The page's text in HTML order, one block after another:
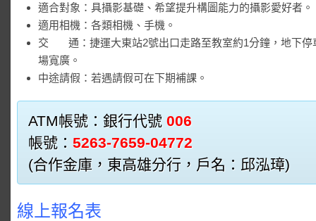
適合對象：具攝影基礎、希望提升構圖能力的攝影愛好者。
適用相機：各類相機、手機。
交 通：捷運大東站2號出口走路至教室約1分鐘，地下停
場寬廣。
中途請假：若遇請假可在下期補課。
ATM帳號：銀行代號006
帳號：5263-7659-04772
(合作金庫，東高雄分行，戶名：邱泓璋)
線上報名表